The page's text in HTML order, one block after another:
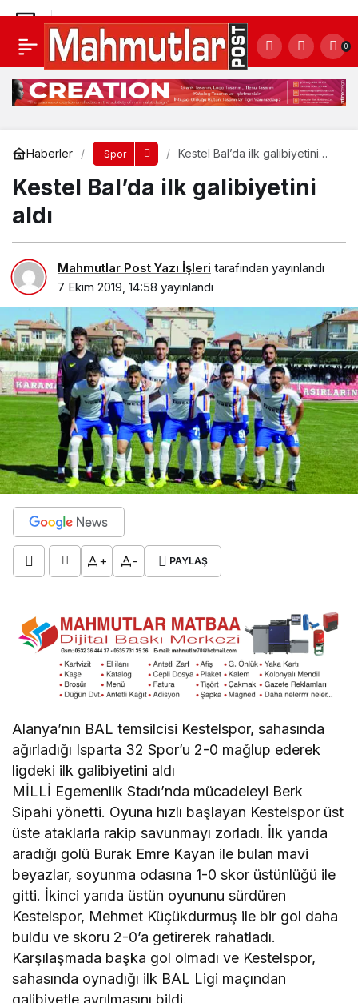
0
Haberler Spor
Kestel Bal’da ilk galibiyetini
Kestel Bal’da ilk galibiyetini
aldı
Mahmutlar Post Yazı İşleri tarafından yayınlandı
7 Ekim 2019, 14:58 yayınlandı
+ - PAYLAŞ
Alanya’nın BAL temsilcisi Kestelspor, sahasında
ağırladığı Isparta 32 Spor’u 2-0 mağlup ederek
ligdeki ilk galibiyetini aldı
MİLLİ Egemenlik Stadı’nda mücadeleyi Berk
Sipahi yönetti. Oyuna hızlı başlayan Kestelspor üst
üste ataklarla rakip savunmayı zorladı. İlk yarıda
aradığı golü Burak Emre Kayan ile bulan mavi
beyazlar, soyunma odasına 1-0 skor üstünlüğü ile
gitti. İkinci yarıda üstün oyununu sürdüren
Kestelspor, Mehmet Küçükdurmuş ile bir gol daha
buldu ve skoru 2-0’a getirerek rahatladı.
Karşılaşmada başka gol olmadı ve Kestelspor,
sahasında oynadığı ilk BAL Ligi maçından
galibiyetle ayrılmasını bildi.
Kestel Bal’da ilk galibiyetini aldı
Yorum Yap